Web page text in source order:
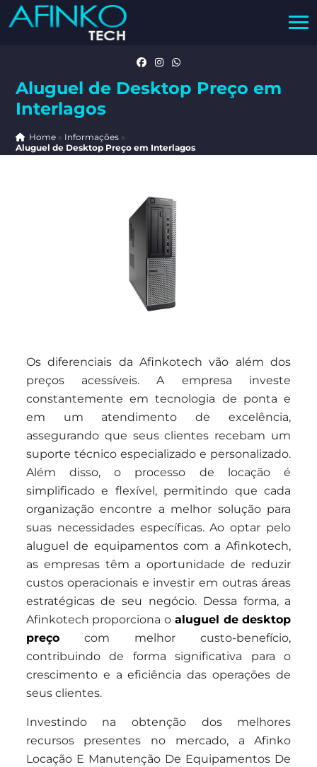
Aluguel de Desktop Preço em
Interlagos
Home» Informações »
Aluguel de Desktop Preço em Interlagos
Os diferenciais da Afinkotech vão além dos
preços acessíveis. A empresa investe
constantemente em tecnologia de ponta e
em um atendimento de excelência,
assegurando que seus clientes recebam um
suporte técnico especializado e personalizado.
Além disso, o processo de locação é
simplificado e flexível, permitindo que cada
organização encontre a melhor solução para
suas necessidades específicas. Ao optar pelo
aluguel de equipamentos com a Afinkotech,
as empresas têm a oportunidade de reduzir
custos operacionais e investir em outras áreas
estratégicas de seu negócio. Dessa forma, a
Afinkotech proporciona o aluguel de desktop
preçocom melhor custo-benefício,
contribuindo de forma significativa para o
crescimento e a eficiência das operações de
seus clientes.
Investindo na obtenção dos melhores
recursos presentes no mercado, a Afinko
Locação E Manutenção De Equipamentos De